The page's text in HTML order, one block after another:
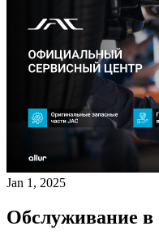
Jan 1, 2025
Обслуживание